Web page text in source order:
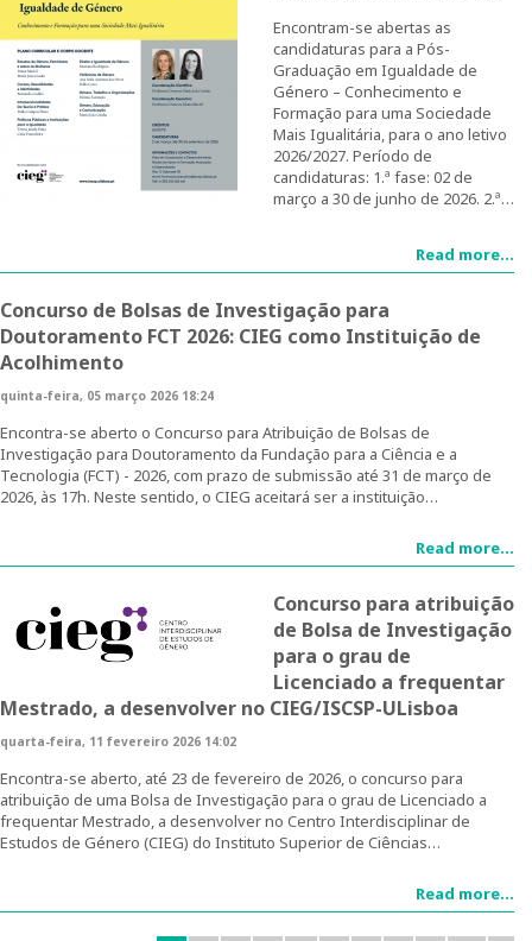
Temáticas de Investigação
Projetos
Projetos em curso
Projetos Concluídos
Bolseiras CIEG/FCT
Pós-Doutoramentos
Publicações
Conferências de Aniversário do CIEG
Outras Conferências do CIEG
1º Congresso Internacional
Call for papers
Encontram-se abertas as
candidaturas para a Pós-
Graduação em Igualdade de
Género – Conhecimento e
Formação para uma Sociedade
Mais Igualitária, para o ano letivo
2026/2027. Período de
candidaturas: 1.ª fase: 02 de
março a 30 de junho de 2026. 2.ª…
Read more...
Concurso de Bolsas de Investigação para
Doutoramento FCT 2026: CIEG como Instituição de
Acolhimento
quinta-feira, 05 março 2026 18:24
Encontra-se aberto o Concurso para Atribuição de Bolsas de
Investigação para Doutoramento da Fundação para a Ciência e a
Tecnologia (FCT) - 2026, com prazo de submissão até 31 de março de
2026, às 17h. Neste sentido, o CIEG aceitará ser a instituição…
Read more...
Concurso para atribuição
de Bolsa de Investigação
para o grau de
Licenciado a frequentar
Mestrado, a desenvolver no CIEG/ISCSP-ULisboa
quarta-feira, 11 fevereiro 2026 14:02
Encontra-se aberto, até 23 de fevereiro de 2026, o concurso para
atribuição de uma Bolsa de Investigação para o grau de Licenciado a
frequentar Mestrado, a desenvolver no Centro Interdisciplinar de
Estudos de Género (CIEG) do Instituto Superior de Ciências…
Read more...